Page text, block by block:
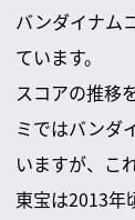
バンダイナム
ています。
スコアの推移
ミではバンダ
いますが、こ
東宝は2013年